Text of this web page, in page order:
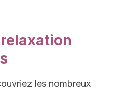
les nombreux